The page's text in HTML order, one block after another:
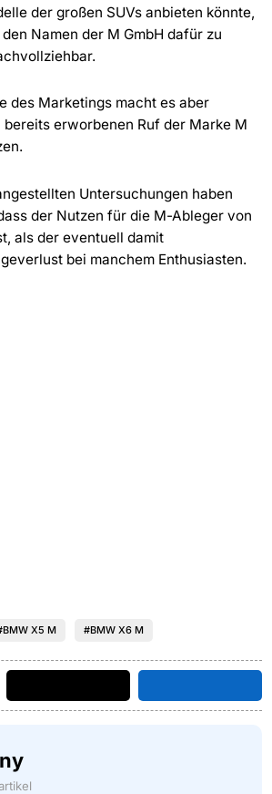
der großen SUVs anbieten könnte,
Namen der M GmbH dafür zu
des Marketings macht es aber
bereits erworbenen Ruf der Marke M
Untersuchungen haben
der Nutzen für die M-Ableger von
als der eventuell damit
bei manchem Enthusiasten.
X5 M #BMW X6 M